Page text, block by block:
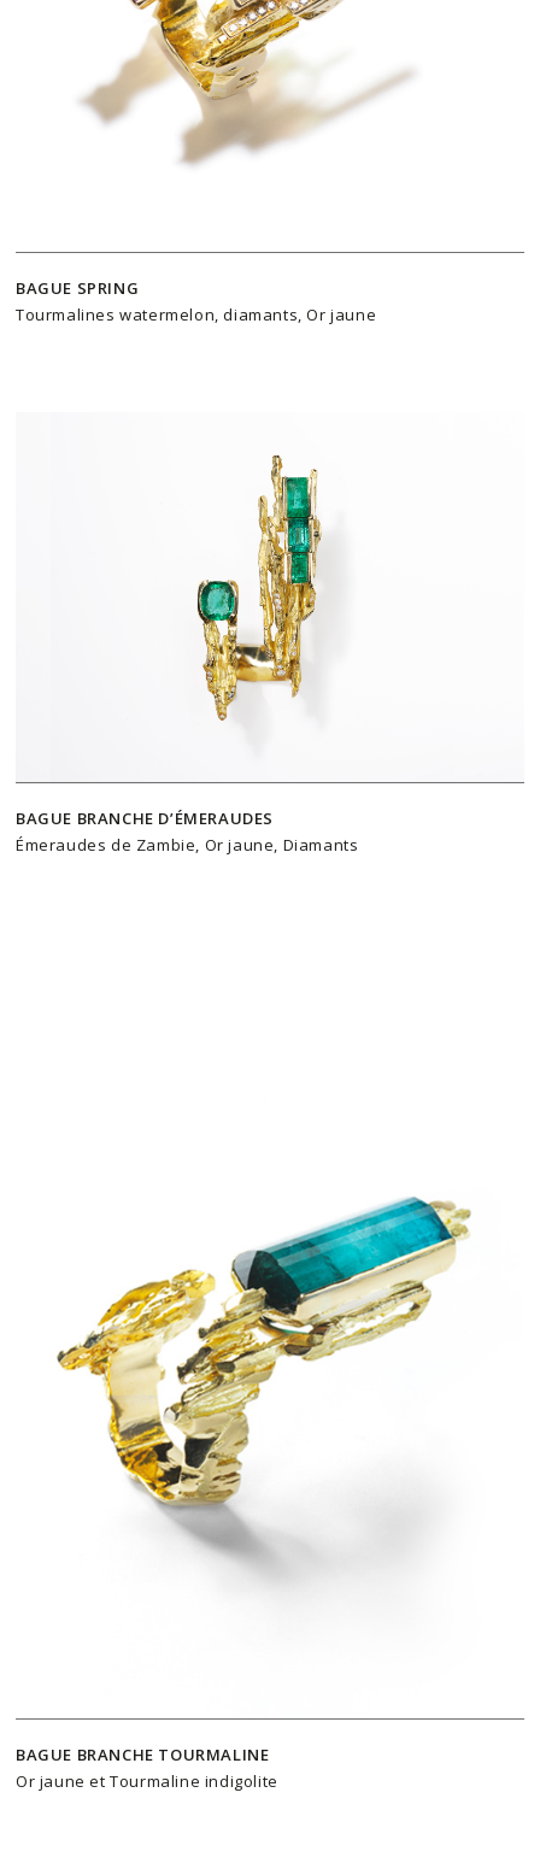
BAGUE SPRING
Tourmalines watermelon, diamants, Or jaune
BAGUE BRANCHE D’ÉMERAUDES
Émeraudes de Zambie, Or jaune, Diamants
BAGUE BRANCHE TOURMALINE
Or jaune et Tourmaline indigolite